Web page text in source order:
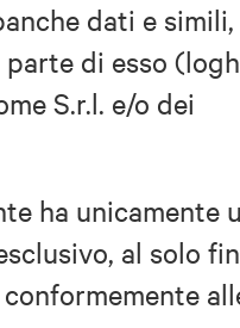
dati e simili,
di esso
S.r.l. e/o dei
ha unicamente
al solo